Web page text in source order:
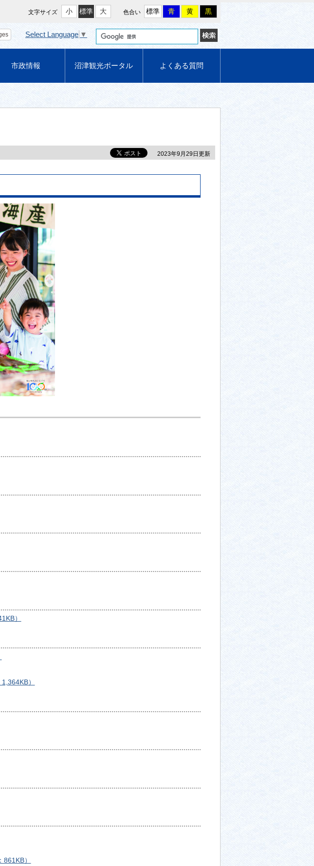
市政情報 沼津観光ポータル よくある質問
文字サイズ 小 標準 大 色合い 標準 青 黄 黒
Select Language ▼
2023年9月29日更新
）
）
）